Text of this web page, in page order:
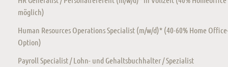
möglich)
Human Resources Operations Specialist (m/w/d)* (40-60% Home
Option)
Payroll Specialist / Lohn- und Gehaltsbuchhalter / Spezialist